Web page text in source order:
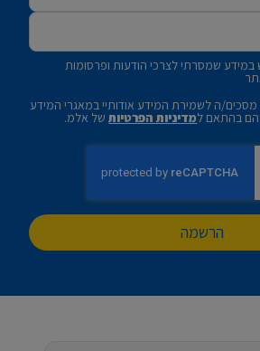
שמסרתי לצרכי הודעות ופרסומות
מסכים/ה לשמירת המידע אודותיי במאגרי המידע
בהתאם למדיניות הפרטיותשל אלמ.
הרשמה